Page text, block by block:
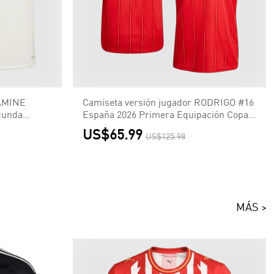
Versión
Camiseta versión jugador RODRIGO #16
España 2026 Primera Equipación Copa
del Mundo - Versión Jugador【Edición
Campeón】
US$65.99 US$125.98
MÁS >